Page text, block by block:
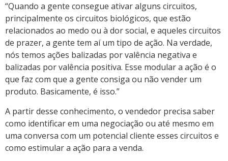
“Quando a gente consegue ativar alguns circuitos,
principalmente os circuitos biológicos, que estão
relacionados ao medo ou à dor social, e aqueles circuitos
de prazer, a gente tem aí um tipo de ação. Na verdade,
nós temos ações balizadas por valência negativa e
balizadas por valência positiva. Esse modular a ação é o
que faz com que a gente consiga ou não vender um
produto. Basicamente, é isso.”
A partir desse conhecimento, o vendedor precisa saber
como identificar em uma negociação ou até mesmo em
uma conversa com um potencial cliente esses circuitos e
como estimular a ação para a venda.